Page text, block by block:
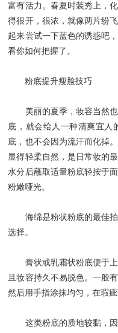
富有活力。春夏时装秀上，
得很开，很浓，就像两片纷
起来尝试一下蓝色的诱惑吧
看你如何把握了。
粉底提升瘦脸技巧
美丽的夏季，妆容当然也
底，就会给人一种清爽宜人
底，也不会因为流汗而化掉
显得轻柔自然，是日常妆的
水分后蘸取适量粉底轻按于
粉嫩哑光。
海绵是粉状粉底的最佳拍
选择。
膏状或乳霜状粉底便于上
且妆容持久不易脱色。一般
然后用手指涂抹均匀，在瑕疵
这类粉底的质地较黏，因